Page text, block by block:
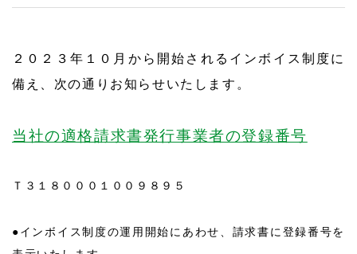
２０２３年１０月から開始されるインボイス制度に
備え、次の通りお知らせいたします。
当社の適格請求書発行事業者の登録番号
Ｔ３１８０００１００９８９５
●インボイス制度の運用開始にあわせ、請求書に登録番号を